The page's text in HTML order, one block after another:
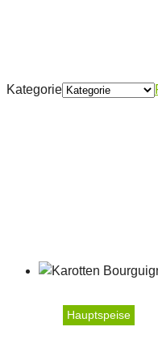
Kategorie
Hauptspeise